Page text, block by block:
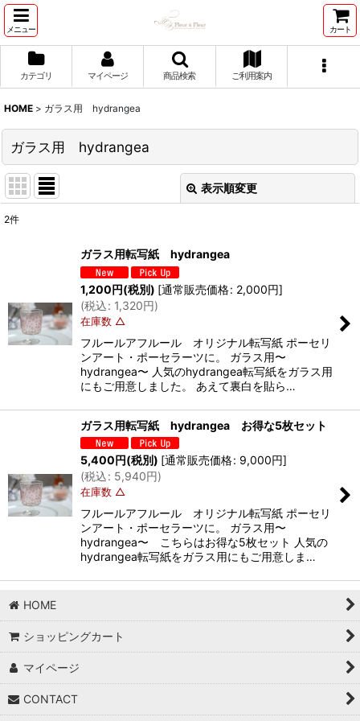
メニュー カート
カテゴリ マイページ 商品検索 ご利用案内
HOME > ガラス用 hydrangea
ガラス用 hydrangea
表示順変更
2件
ガラス用転写紙 hydrangea
1,200円(税別) [通常販売価格: 2,000円]
(税込: 1,320円)
在庫数 △
フルールアフルール オリジナル転写紙 ポーセリ
ンアート・ポーセラーツに。 ガラス用〜
hydrangea〜 人気のhydrangea転写紙をガラス用
にもご用意しました。 あえて裏白を貼ら…
ガラス用転写紙 hydrangea お得な5枚セット
5,400円(税別) [通常販売価格: 9,000円]
(税込: 5,940円)
在庫数 △
フルールアフルール オリジナル転写紙 ポーセリ
ンアート・ポーセラーツに。 ガラス用〜
hydrangea〜 こちらはお得な5枚セット 人気の
hydrangea転写紙をガラス用にもご用意しま…
HOME
ショッピングカート
マイページ
CONTACT